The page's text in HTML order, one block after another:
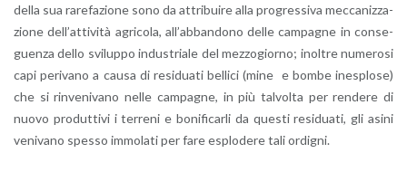
della sua ra­re­fa­zio­ne sono da at­tri­bui­re alla pro­gres­si­va mec­ca­niz­za­
zio­ne del­l’at­ti­vi­tà agri­co­la, al­l’ab­ban­do­no delle cam­pa­gne in con­se­
guen­za dello svi­lup­po in­du­stria­le del mez­zo­gior­no; inol­tre nu­me­ro­si
capi pe­ri­va­no a causa di re­si­dua­ti bel­li­ci (mine e bombe ine­splo­se)
che si rin­ve­ni­va­no nelle cam­pa­gne, in più tal­vol­ta per ren­de­re di
nuovo pro­dut­ti­vi i ter­re­ni e bo­ni­fi­car­li da que­sti re­si­dua­ti, gli asini
ve­ni­va­no spes­so im­mo­la­ti per fare esplo­de­re tali or­di­gni.